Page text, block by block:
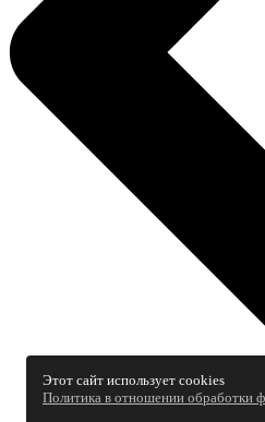
Этот сайт использует cookies
Политика в отношении обработки